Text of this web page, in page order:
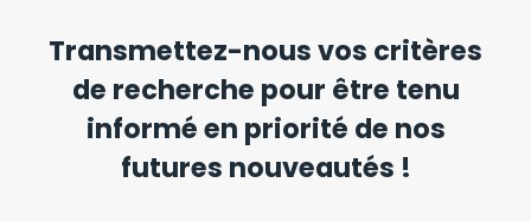
Transmettez-nous vos critères
de recherche pour être tenu
informé en priorité de nos
futures nouveautés !